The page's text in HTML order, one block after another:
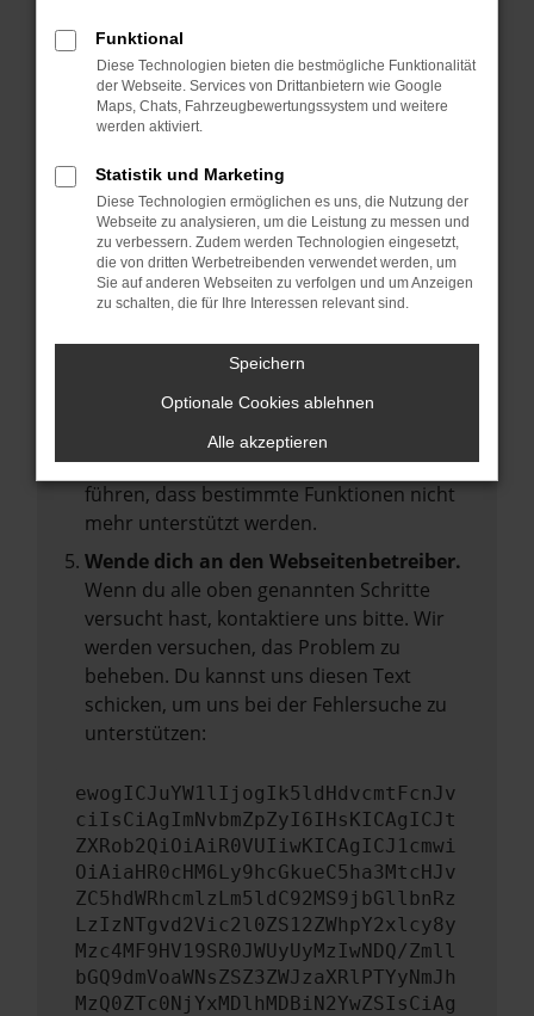
deine Suchmaschine?
Prüfe deine Browsererweiterungen.
Manche Erweiterungen, wie Werbeblocker,
können das Laden bestimmter Seiten
anderen Browser oder in einem privaten
Fenster?
Starte dein Gerät neu.
Das kann manchmal helfen,
vorübergehende Probleme zu beheben.
Stelle sicher, dass dein Browser und dein
Betriebssystem auf dem neuesten Stand
Veraltete Software birgt nicht nur ein
Sicherheitsrisiko, sondern kann auch dazu
führen, dass bestimmte Funktionen nicht
mehr unterstützt werden.
Wende dich an den Webseitenbetreiber.
Wenn du alle oben genannten Schritte
versucht hast, kontaktiere uns bitte. Wir
werden versuchen, das Problem zu
beheben. Du kannst uns diesen Text
schicken, um uns bei der Fehlersuche zu
unterstützen:
ewogICJuYW1lIjogIk5ldHdvcmtFcnJv
ciIsCiAgImNvbmZpZyI6IHsKICAgICJt
ZXRob2QiOiAiR0VUIiwKICAgICJ1cmwi
OiAiaHR0cHM6Ly9hcGkueC5ha3MtcHJv
ZC5hdWRhcmlzLm5ldC92MS9jbGllbnRz
LzIzNTgvd2Vic2l0ZS12ZWhpY2xlcy8y
Mzc4MF9HV19SR0JWUyUyMzIwNDQ/Zmll
bGQ9dmVoaWNsZSZ3ZWJzaXRlPTYyNmJh
MzQ0ZTc0NjYxMDlhMDBiN2YwZSIsCiAg
Funktional
Diese Technologien bieten die bestmögliche Funktionalität
der Webseite. Services von Drittanbietern wie Google
Maps, Chats, Fahrzeugbewertungssystem und weitere
werden aktiviert.
Statistik und Marketing
Diese Technologien ermöglichen es uns, die Nutzung der
Webseite zu analysieren, um die Leistung zu messen und
zu verbessern. Zudem werden Technologien eingesetzt,
die von dritten Werbetreibenden verwendet werden, um
Sie auf anderen Webseiten zu verfolgen und um Anzeigen
zu schalten, die für Ihre Interessen relevant sind.
Speichern
Optionale Cookies ablehnen
Alle akzeptieren